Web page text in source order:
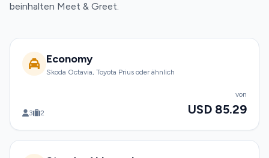
beinhalten Meet & Greet.
Economy
Skoda Octavia, Toyota Prius oder ähnlich
3 2
von
USD 85.29